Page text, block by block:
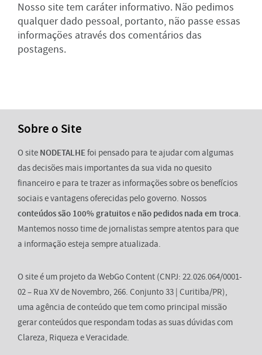
Nosso site tem caráter informativo. Não pedimos
qualquer dado pessoal, portanto, não passe essas
informações através dos comentários das
postagens.
Sobre o Site
O site NODETALHEfoi pensado para te ajudar com algumas
das decisões mais importantes da sua vida no quesito
financeiro e para te trazer as informações sobre os benefícios
sociais e vantagens oferecidas pelo governo. Nossos
conteúdos são 100% gratuitose não pedidos nada em troca.
Mantemos nosso time de jornalistas sempre atentos para que
a informação esteja sempre atualizada.
O site é um projeto da WebGo Content (CNPJ: 22.026.064/0001-
02 – Rua XV de Novembro, 266. Conjunto 33 | Curitiba/PR),
uma agência de conteúdo que tem como principal missão
gerar conteúdos que respondam todas as suas dúvidas com
Clareza, Riqueza e Veracidade.